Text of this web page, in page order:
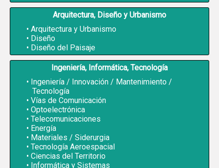
Arquitectura, Diseño y Urbanismo
Arquitectura y Urbanismo
Diseño
Diseño del Paisaje
Ingeniería, Informática, Tecnología
Ingeniería / Innovación / Mantenimiento /
Tecnología
Vías de Comunicación
Optoelectrónica
Telecomunicaciones
Energía
Materiales / Siderurgia
Tecnología Aeroespacial
Ciencias del Territorio
Informática y Sistemas